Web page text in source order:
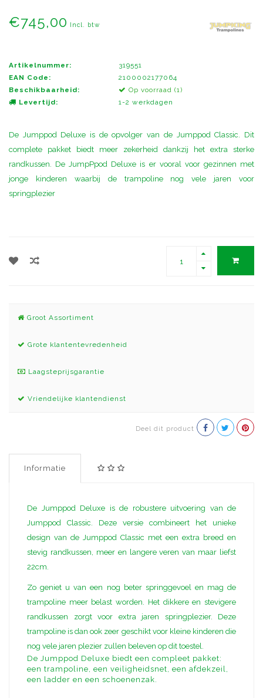
€745,00 Incl. btw
Artikelnummer:
319551
EAN Code:
2100002177064
Beschikbaarheid:
Op voorraad (1)
Levertijd:
1-2 werkdagen
De Jumppod Deluxe is de opvolger van de Jumppod Classic. Dit
complete pakket biedt meer zekerheid dankzij het extra sterke
randkussen. De JumpPpod Deluxe is er vooral voor gezinnen met
jonge kinderen waarbij de trampoline nog vele jaren voor
springplezier
Groot Assortiment
Grote klantentevredenheid
Laagsteprijsgarantie
Vriendelijke klantendienst
Deel dit product
Informatie
De Jumppod Deluxe is de robustere uitvoering van de
Jumppod Classic. Deze versie combineert het unieke
design van de Jumppod Classic met een extra breed en
stevig randkussen, meer en langere veren van maar liefst
22cm.
Zo geniet u van een nog beter springgevoel en mag de
trampoline meer belast worden. Het dikkere en stevigere
randkussen zorgt voor extra jaren springplezier. Deze
trampoline is dan ook zeer geschikt voor kleine kinderen die
nog vele jaren plezier zullen beleven op dit toestel.
De Jumppod Deluxe biedt een compleet pakket:
een trampoline, een veiligheidsnet, een afdekzeil,
een ladder en een schoenenzak.